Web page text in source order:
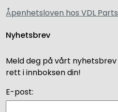
Åpenhetsloven hos VDL
Nyhetsbrev
Meld deg på vårt
rett i innboksen din!
E-post: